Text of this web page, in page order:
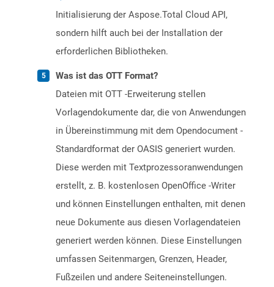
Initialisierung der Aspose.Total Cloud API,
sondern hilft auch bei der Installation der
erforderlichen Bibliotheken.
Was ist das OTT Format?
Dateien mit OTT -Erweiterung stellen
Vorlagendokumente dar, die von Anwendungen
in Übereinstimmung mit dem Opendocument -
Standardformat der OASIS generiert wurden.
Diese werden mit Textprozessoranwendungen
erstellt, z. B. kostenlosen OpenOffice -Writer
und können Einstellungen enthalten, mit denen
neue Dokumente aus diesen Vorlagendateien
generiert werden können. Diese Einstellungen
umfassen Seitenmargen, Grenzen, Header,
Fußzeilen und andere Seiteneinstellungen.